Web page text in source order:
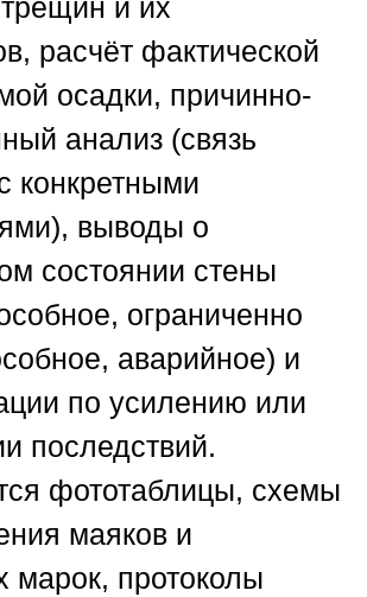
и их
расчёт фактической
осадки, причинно-
анализ (связь
конкретными
выводы о
состоянии стены
ограниченно
аварийное) и
по усилению или
последствий.
фототаблицы, схемы
маяков и
марок, протоколы